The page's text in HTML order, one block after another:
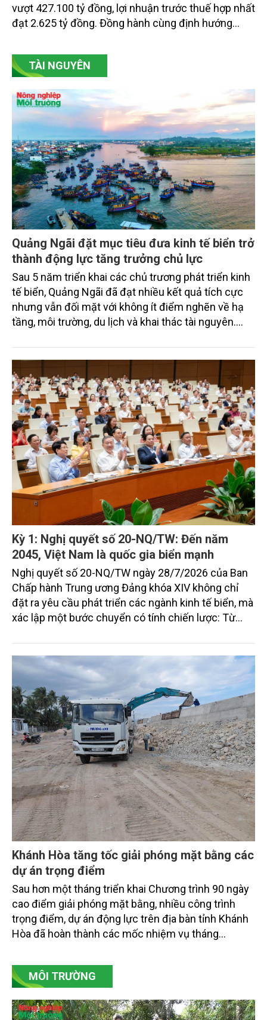
vượt 427.100 tỷ đồng, lợi nhuận trước thuế hợp nhất
đạt 2.625 tỷ đồng. Đồng hành cùng định hướng
SeABank tiếp tục duy trì hoạt động hiệu quả, mở
rộng tín dụng, củng cố nguồn vốn và đảm bảo các
TÀI NGUYÊN
Quảng Ngãi đặt mục tiêu đưa kinh tế biển trở
thành động lực tăng trưởng chủ lực
Sau 5 năm triển khai các chủ trương phát triển kinh
tế biển, Quảng Ngãi đã đạt nhiều kết quả tích cực
nhưng vẫn đối mặt với không ít điểm nghẽn về hạ
tầng, môi trường, du lịch và khai thác tài nguyên.
đặt mục tiêu đưa kinh tế biển phát triển nhanh, bền
trưởng của tỉnh đến năm 2030, tầm nhìn đến năm
2045.
Kỳ 1: Nghị quyết số 20-NQ/TW: Đến năm
2045, Việt Nam là quốc gia biển mạnh
Nghị quyết số 20-NQ/TW ngày 28/7/2026 của Ban
Chấp hành Trung ương Đảng khóa XIV không chỉ
đặt ra yêu cầu phát triển các ngành kinh tế biển, mà
xác lập một bước chuyển có tính chiến lược: Từ
"phát triển kinh tế ven biển" sang "xây dựng quốc
gia biển mạnh". Trong bước chuyển ấy, ngành Nông
nghiệp và Môi trường giữ vai trò đặc biệt quan trọng,
từ hoàn thiện thể chế, quy hoạch không gian biển,
quản lý tài nguyên đến bảo vệ môi trường, phục hồi
hệ sinh thái và kiến tạo sinh kế bền vững cho người
dân ven biển, hải đảo.
Khánh Hòa tăng tốc giải phóng mặt bằng các
dự án trọng điểm
Sau hơn một tháng triển khai Chương trình 90 ngày
cao điểm giải phóng mặt bằng, nhiều công trình
trọng điểm, dự án động lực trên địa bàn tỉnh Khánh
Hòa đã hoàn thành các mốc nhiệm vụ tháng
vụ tháng 8 và tháng 9 đang được tiếp tục triển khai
với tiến độ khác nhau.
MÔI TRƯỜNG